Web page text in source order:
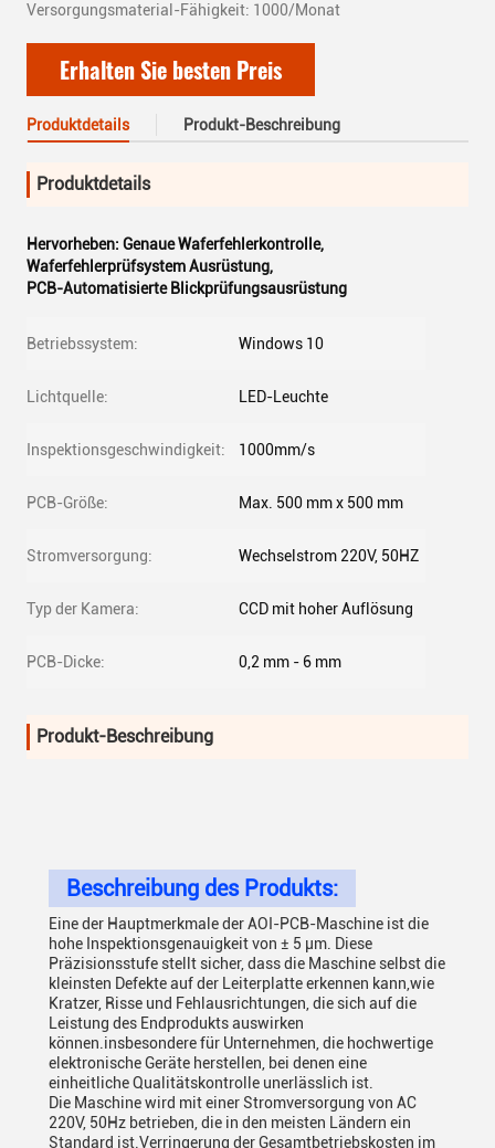
Versorgungsmaterial-Fähigkeit: 1000/Monat
Erhalten Sie besten Preis
Produktdetails Produkt-Beschreibung
Produktdetails
Hervorheben: Genaue Waferfehlerkontrolle,
Waferfehlerprüfsystem Ausrüstung,
PCB-Automatisierte Blickprüfungsausrüstung
Betriebssystem: Windows 10
Lichtquelle: LED-Leuchte
Inspektionsgeschwindigkeit: 1000mm/s
PCB-Größe: Max. 500 mm x 500 mm
Stromversorgung: Wechselstrom 220V, 50HZ
Typ der Kamera: CCD mit hoher Auflösung
PCB-Dicke: 0,2 mm - 6 mm
Produkt-Beschreibung
Beschreibung des Produkts:
Eine der Hauptmerkmale der AOI-PCB-Maschine ist die
hohe Inspektionsgenauigkeit von ± 5 μm. Diese
Präzisionsstufe stellt sicher, dass die Maschine selbst die
kleinsten Defekte auf der Leiterplatte erkennen kann,wie
Kratzer, Risse und Fehlausrichtungen, die sich auf die
Leistung des Endprodukts auswirken
können.insbesondere für Unternehmen, die hochwertige
elektronische Geräte herstellen, bei denen eine
einheitliche Qualitätskontrolle unerlässlich ist.
Die Maschine wird mit einer Stromversorgung von AC
220V, 50Hz betrieben, die in den meisten Ländern ein
Standard ist.Verringerung der Gesamtbetriebskosten im